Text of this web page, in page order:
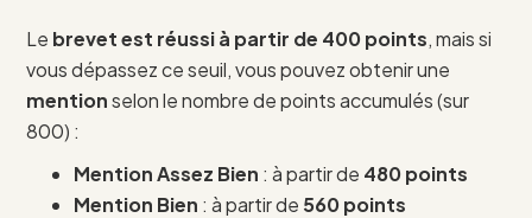
Le brevet est réussi à partir de 400 points, mais si
vous dépassez ce seuil, vous pouvez obtenir une
mentionselon le nombre de points accumulés (sur
800) :
Mention Assez Bien : à partir de 480 points
Mention Bien : à partir de 560 points